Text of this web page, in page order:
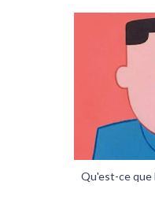
Qu'est-ce que